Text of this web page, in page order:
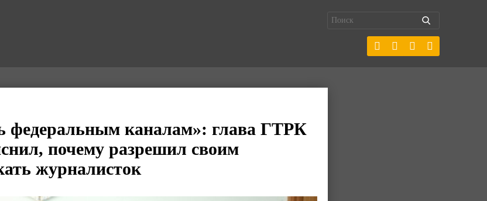
федеральным каналам»: глава ГТРК
почему разрешил своим
журналисток